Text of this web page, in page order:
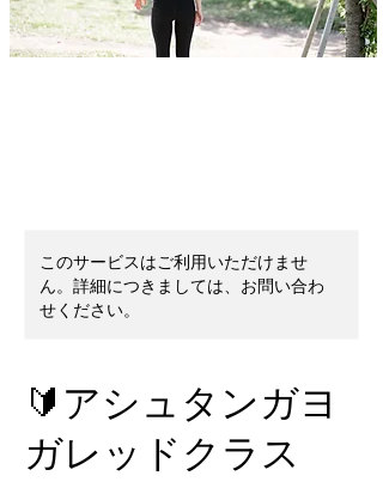
このサービスはご利用いただけませ
ん。詳細につきましては、お問い合わ
せください。
🔰アシュタンガヨ
ガレッドクラス